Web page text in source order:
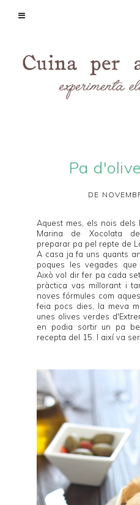
Pa
DE
Aquest mes, els nois dels
Marina de Xocolata
preparar pa pel repte de
A casa ja fa uns quants
poques les vegades
Això vol dir fer pa cada
pràctica vas millorant i
noves fórmules com
feia pocs dies, la meva
unes olives verdes
en podia sortir un pa
recepta del 15. I així va